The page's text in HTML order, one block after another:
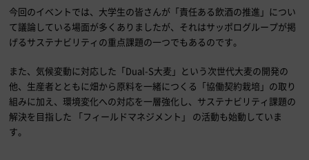
今回のイベントでは、大学生の皆さんが「責任ある飲酒の推進」につい
て議論している場面が多くありましたが、それはサッポログループが掲
げるサステナビリティの重点課題の一つでもあるのです。
また、気候変動に対応した「Dual-S大麦」という次世代大麦の開発の
他、生産者とともに畑から原料を一緒につくる「協働契約栽培」の取り
組みに加え、環境変化への対応を一層強化し、サステナビリティ課題の
解決を目指した 「フィールドマネジメント」 の活動も始動していま
す。